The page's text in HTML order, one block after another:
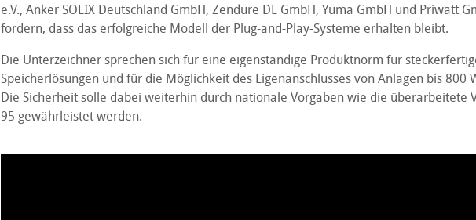
e.V., Anker SOLIX Deutschland GmbH, Zendure DE GmbH, Yuma GmbH und Priwatt
fordern, dass das erfolgreiche Modell der Plug-and-Play-Systeme erhalten bleibt.
Die Unterzeichner sprechen sich für eine eigenständige Produktnorm für
Speicherlösungen und für die Möglichkeit des Eigenanschlusses von Anlagen bis 800
Die Sicherheit solle dabei weiterhin durch nationale Vorgaben wie die überarbeitete
95 gewährleistet werden.